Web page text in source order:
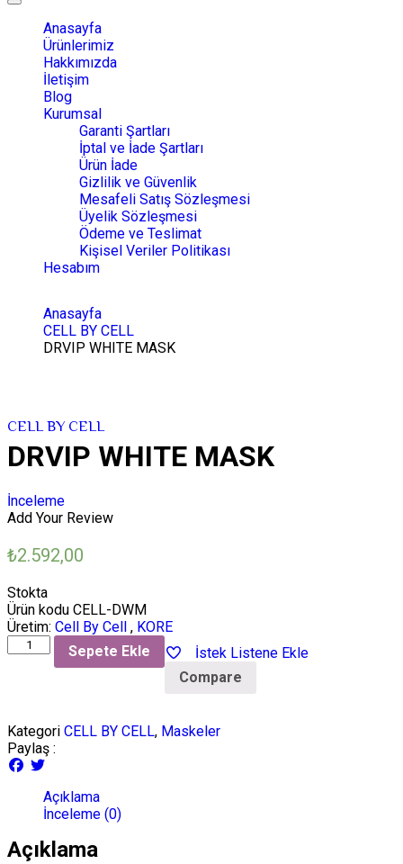
Toggle
navigationAnasayfa
Ürünlerimiz
Hakkımızda
İletişim
Blog
Kurumsal
Garanti Şartları
İptal ve İade Şartları
Ürün İade
Gizlilik ve Güvenlik
Mesafeli Satış Sözleşmesi
Üyelik Sözleşmesi
Ödeme ve Teslimat
Kişisel Veriler Politikası
Hesabım
Anasayfa
CELL BY CELL
DRVIP WHITE MASK
CELL BY CELL
DRVIP WHITE MASK
İnceleme
Add Your Review
₺2.592,00
Stokta
Ürün kodu CELL-DWM
Üretim: Cell By Cell , KORE
Sepete Ekle
İstek Listene Ekle
Compare
Kategori CELL BY CELL, Maskeler
Paylaş :
Açıklama
İnceleme (0)
Açıklama